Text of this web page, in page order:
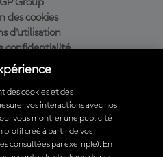
Group
des cookies
d'utilisation
confidentialité
d’achat
officielle du MotoGP™
des cookies et des
vos interactions avec nos
vous montrer une publicité
profil créé à partir de vos
consultées par exemple). En